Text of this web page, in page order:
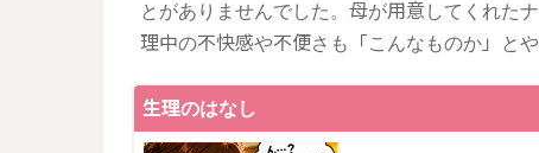
とがありませんでした。母が用意してくれた
理中の不快感や不便さも「こんなものか」と
生理のはなし